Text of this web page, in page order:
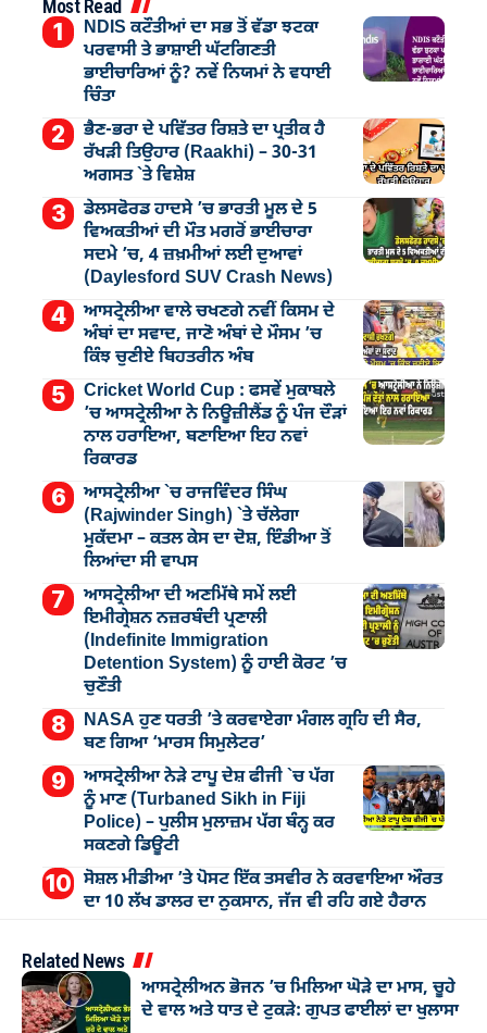
Most Read
NDIS ਕਟੌਤੀਆਂ ਦਾ ਸਭ ਤੋਂ ਵੱਡਾ ਝਟਕਾ
ਪਰਵਾਸੀ ਤੇ ਭਾਸ਼ਾਈ ਘੱਟਗਿਣਤੀ
ਭਾਈਚਾਰਿਆਂ ਨੂੰ? ਨਵੇਂ ਨਿਯਮਾਂ ਨੇ ਵਧਾਈ
ਚਿੰਤਾ
ਭੈਣ-ਭਰਾ ਦੇ ਪਵਿੱਤਰ ਰਿਸ਼ਤੇ ਦਾ ਪ੍ਰਤੀਕ ਹੈ
ਰੱਖੜੀ ਤਿਉਹਾਰ (Raakhi) – 30-31
ਅਗਸਤ `ਤੇ ਵਿਸ਼ੇਸ਼
ਡੇਲਸਫੋਰਡ ਹਾਦਸੇ ’ਚ ਭਾਰਤੀ ਮੂਲ ਦੇ 5
ਵਿਅਕਤੀਆਂ ਦੀ ਮੌਤ ਮਗਰੋਂ ਭਾਈਚਾਰਾ
ਸਦਮੇ ’ਚ, 4 ਜ਼ਖ਼ਮੀਆਂ ਲਈ ਦੁਆਵਾਂ
(Daylesford SUV Crash News)
ਆਸਟ੍ਰੇਲੀਆ ਵਾਲੇ ਚਖਣਗੇ ਨਵੀਂ ਕਿਸਮ ਦੇ
ਅੰਬਾਂ ਦਾ ਸਵਾਦ, ਜਾਣੋ ਅੰਬਾਂ ਦੇ ਮੌਸਮ ’ਚ
ਕਿੰਝ ਚੁਣੀਏ ਬਿਹਤਰੀਨ ਅੰਬ
Cricket World Cup : ਫਸਵੇਂ ਮੁਕਾਬਲੇ
’ਚ ਆਸਟ੍ਰੇਲੀਆ ਨੇ ਨਿਊਜ਼ੀਲੈਂਡ ਨੂੰ ਪੰਜ ਦੌੜਾਂ
ਨਾਲ ਹਰਾਇਆ, ਬਣਾਇਆ ਇਹ ਨਵਾਂ
ਰਿਕਾਰਡ
ਆਸਟ੍ਰੇਲੀਆ `ਚ ਰਾਜਵਿੰਦਰ ਸਿੰਘ
(Rajwinder Singh) `ਤੇ ਚੱਲੇਗਾ
ਮੁੁਕੱਦਮਾ – ਕਤਲ ਕੇਸ ਦਾ ਦੋਸ਼, ਇੰਡੀਆ ਤੋਂ
ਲਿਆਂਦਾ ਸੀ ਵਾਪਸ
ਆਸਟ੍ਰੇਲੀਆ ਦੀ ਅਣਮਿੱਥੇ ਸਮੇਂ ਲਈ
ਇਮੀਗ੍ਰੇਸ਼ਨ ਨਜ਼ਰਬੰਦੀ ਪ੍ਰਣਾਲੀ
(Indefinite Immigration
Detention System) ਨੂੰ ਹਾਈ ਕੋਰਟ ’ਚ
ਚੁਣੌਤੀ
NASA ਹੁਣ ਧਰਤੀ ’ਤੇ ਕਰਵਾਏਗਾ ਮੰਗਲ ਗ੍ਰਹਿ ਦੀ ਸੈਰ,
ਬਣ ਗਿਆ ‘ਮਾਰਸ ਸਿਮੁਲੇਟਰ’
ਆਸਟ੍ਰੇਲੀਆ ਨੇੜੇ ਟਾਪੂ ਦੇਸ਼ ਫੀਜੀ `ਚ ਪੱਗ
ਨੂੰ ਮਾਣ (Turbaned Sikh in Fiji
Police) – ਪੁਲੀਸ ਮੁਲਾਜ਼ਮ ਪੱਗ ਬੰਨ੍ਹ ਕਰ
ਸਕਣਗੇ ਡਿਊਟੀ
ਸੋਸ਼ਲ ਮੀਡੀਆ ’ਤੇ ਪੋਸਟ ਇੱਕ ਤਸਵੀਰ ਨੇ ਕਰਵਾਇਆ ਔਰਤ
ਦਾ 10 ਲੱਖ ਡਾਲਰ ਦਾ ਨੁਕਸਾਨ, ਜੱਜ ਵੀ ਰਹਿ ਗਏ ਹੈਰਾਨ
Related News
ਆਸਟ੍ਰੇਲੀਅਨ ਭੋਜਨ ’ਚ ਮਿਲਿਆ ਘੋੜੇ ਦਾ ਮਾਸ, ਚੂਹੇ
ਦੇ ਵਾਲ ਅਤੇ ਧਾਤ ਦੇ ਟੁਕੜੇ: ਗੁਪਤ ਫਾਈਲਾਂ ਦਾ ਖੁਲਾਸਾ